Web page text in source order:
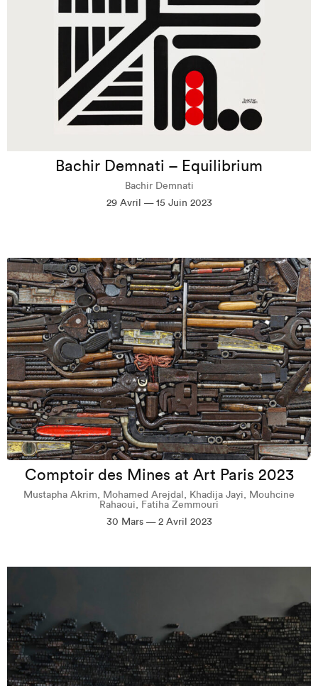
Bachir Demnati – Equilibrium
Bachir Demnati
29 Avril — 15 Juin 2023
Comptoir des Mines at Art Paris 2023
Mustapha Akrim, Mohamed Arejdal, Khadija Jayi, Mouhcine
Rahaoui, Fatiha Zemmouri
30 Mars — 2 Avril 2023